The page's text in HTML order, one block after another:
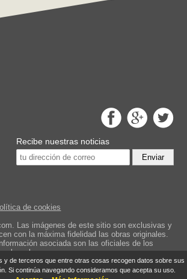
y de terceros que entre otras cosas recogen datos sobre sus
Si continúa navegando consideramos que acepta su uso.
Recibe nuestras noticias
Enviar
de cookies
Las imágenes de este sitio son exclusivas y
con la máxima fidelidad las obras originales.
asociada son las oficiales de los
la web.